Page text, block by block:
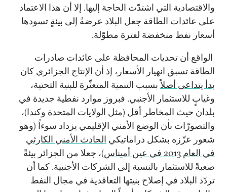
والاقتصادية التي اشتدّت الحاجة إليها. إلا أن هذا الاعتماد
على عائدات الطاقة جعل البلاد عرضةً إلى بيئةٍ تسودها
أسعار نفط منخفضة لفترة مطوّلة.
الواقع أن تحديات المحافظة على عائدات صادرات
الطاقة تسبق انهيار الأسعار، إذ أن الإنتاج الجزائري كان
بدأ يتداعى أصلاًبسبب التنمية المتعثّرة للبنية التحتية،
وغيابٍ للاستثمار الأجنبي. فبروز موارد نفطية جديدة في
بلدان حيث المخاطر أقل (مثل الولايات المتحدة وكندا)،
والتصورّات بأن الوضع الأمني الإقليمي يزداد سوءاً (وهو
شعور عزّزه بشكل دراماتيكي الحادث الأمني الكارثي
في العام 2013 في عين أميناس
)، جعلا من الجزائر بيئةً
صعبةً للاستثمار بالنسبة إلى الشركات الأجنبية. كما أن
تردّد البلاد في إصلاح بنيتها التعاقدية في مجال النفط